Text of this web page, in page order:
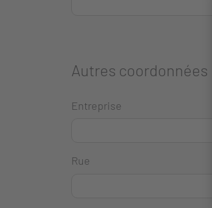
Autres coordonnées
Entreprise
Rue